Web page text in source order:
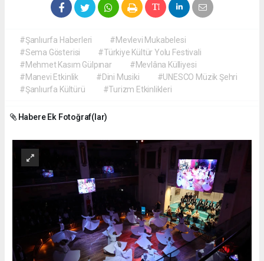
#Şanlıurfa Haberleri
#Mevlevi Mukabelesi
#Sema Gösterisi
#Türkiye Kültür Yolu Festivali
#Mehmet Kasım Gülpınar
#Mevlâna Külliyesi
#Manevi Etkinlik
#Dini Musiki
#UNESCO Müzik Şehri
#Şanlıurfa Kültürü
#Turizm Etkinlikleri
Habere Ek Fotoğraf(lar)